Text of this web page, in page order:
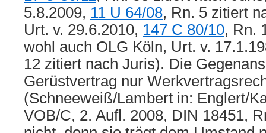
5.8.2009, 11 U 64/08, Rn. 5 zitiert
Urt. v. 29.6.2010, 147 C 80/10, Rn.
wohl auch OLG Köln, Urt. v.
12 zitiert nach Juris). Die
Gerüstvertrag nur
(Schneeweiß/Lambert in: Englert/
VOB/C, 2. Aufl. 2008, DIN 18451,